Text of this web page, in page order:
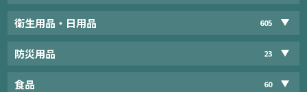
衛生用品・日用品 605
防災用品 23
食品 60